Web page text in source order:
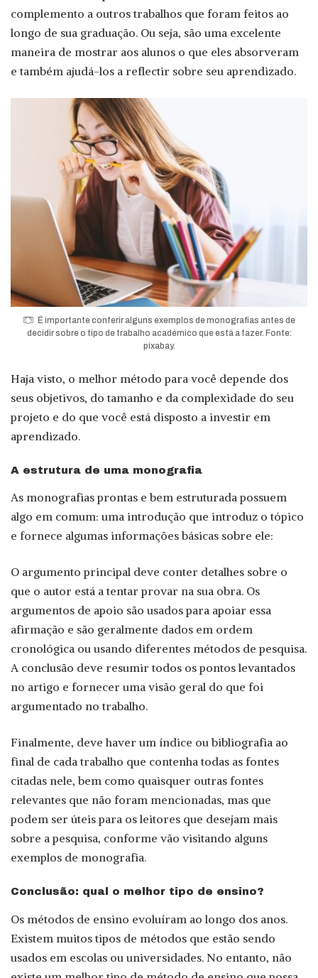
complemento a outros trabalhos que foram feitos ao
longo de sua graduação. Ou seja, são uma excelente
maneira de mostrar aos alunos o que eles absorveram
e também ajudá-los a reflectir sobre seu aprendizado.
É importante conferir alguns exemplos de monografias antes de
decidir sobre o tipo de trabalho académico que está a fazer. Fonte:
pixabay.
Haja visto, o melhor método para você depende dos
seus objetivos, do tamanho e da complexidade do seu
projeto e do que você está disposto a investir em
aprendizado.
A estrutura de uma monografia
As monografias prontas e bem estruturada possuem
algo em comum: uma introdução que introduz o tópico
e fornece algumas informações básicas sobre ele:
O argumento principal deve conter detalhes sobre o
que o autor está a tentar provar na sua obra. Os
argumentos de apoio são usados para apoiar essa
afirmação e são geralmente dados em ordem
cronológica ou usando diferentes métodos de pesquisa.
A conclusão deve resumir todos os pontos levantados
no artigo e fornecer uma visão geral do que foi
argumentado no trabalho.
Finalmente, deve haver um índice ou bibliografia ao
final de cada trabalho que contenha todas as fontes
citadas nele, bem como quaisquer outras fontes
relevantes que não foram mencionadas, mas que
podem ser úteis para os leitores que desejam mais
sobre a pesquisa, conforme vão visitando alguns
exemplos de monografia.
Conclusão: qual o melhor tipo de ensino?
Os métodos de ensino evoluíram ao longo dos anos.
Existem muitos tipos de métodos que estão sendo
usados em escolas ou universidades. No entanto, não